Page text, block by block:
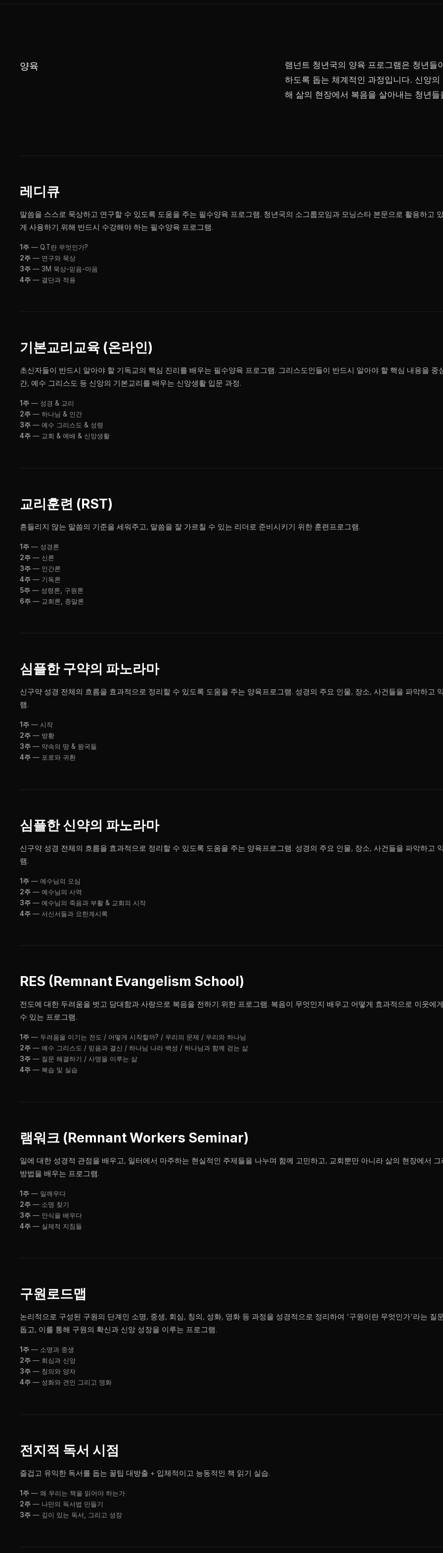
양육
램넌트 청년국의 양육 프로그램은 청년
하도록 돕는 체계적인 과정입니다. 신앙
해 삶의 현장에서 복음을 살아내는 청년들
레디큐
말씀을 스스로 묵상하고 연구할 수 있도록 도움을 주는 필수양육 프로그램. 청년국의 소그룹모임과 모닝스타 본문으로 활용하고
게 사용하기 위해 반드시 수강해야 하는 필수양육 프로그램.
1주 — Q.T란 무엇인가?
2주 — 연구와 묵상
3주 — 3M 묵상-믿음-마음
4주 — 결단과 적용
기본교리교육 (온라인)
초신자들이 반드시 알아야 할 기독교의 핵심 진리를 배우는 필수양육 프로그램. 그리스도인들이 반드시 알아야 할 핵심 내용을 중
간, 예수 그리스도 등 신앙의 기본교리를 배우는 신앙생활 입문 과정.
1주 — 성경 & 교리
2주 — 하나님 & 인간
3주 — 예수 그리스도 & 성령
4주 — 교회 & 예배 & 신앙생활
교리훈련 (RST)
흔들리지 않는 말씀의 기준을 세워주고, 말씀을 잘 가르칠 수 있는 리더로 준비시키기 위한 훈련프로그램.
1주 — 성경론
2주 — 신론
3주 — 인간론
4주 — 기독론
5주 — 성령론, 구원론
6주 — 교회론, 종말론
심플한 구약의 파노라마
신구약 성경 전체의 흐름을 효과적으로 정리할 수 있도록 도움을 주는 양육프로그램. 성경의 주요 인물, 장소, 사건들을 파악하고
램.
1주 — 시작
2주 — 방황
3주 — 약속의 땅 & 왕국들
4주 — 포로와 귀환
심플한 신약의 파노라마
신구약 성경 전체의 흐름을 효과적으로 정리할 수 있도록 도움을 주는 양육프로그램. 성경의 주요 인물, 장소, 사건들을 파악하고
램.
1주 — 예수님의 오심
2주 — 예수님의 사역
3주 — 예수님의 죽음과 부활 & 교회의 시작
4주 — 서신서들과 요한계시록
RES (Remnant Evangelism School)
전도에 대한 두려움을 벗고 담대함과 사랑으로 복음을 전하기 위한 프로그램. 복음이 무엇인지 배우고 어떻게 효과적으로 이웃에
수 있는 프로그램.
1주 — 두려움을 이기는 전도 / 어떻게 시작할까? / 우리의 문제 / 우리와 하나님
2주 — 예수 그리스도 / 믿음과 결신 / 하나님 나라 백성 / 하나님과 함께 걷는 삶
3주 — 질문 해결하기 / 사명을 이루는 삶
4주 — 복습 및 실습
램워크 (Remnant Workers Seminar)
일에 대한 성경적 관점을 배우고, 일터에서 마주하는 현실적인 주제들을 나누며 함께 고민하고, 교회뿐만 아니라 삶의 현장에서
방법을 배우는 프로그램.
1주 — 일깨우다
2주 — 소명 찾기
3주 — 안식을 배우다
4주 — 실제적 지침들
구원로드맵
논리적으로 구성된 구원의 단계인 소명, 중생, 회심, 칭의, 성화, 영화 등 과정을 성경적으로 정리하여 '구원이란 무엇인가'라는 질
돕고, 이를 통해 구원의 확신과 신앙 성장을 이루는 프로그램.
1주 — 소명과 중생
2주 — 회심과 신앙
3주 — 칭의와 양자
4주 — 성화와 견인 그리고 영화
전지적 독서 시점
즐겁고 유익한 독서를 돕는 꿀팁 대방출 + 입체적이고 능동적인 책 읽기 실습.
1주 — 왜 우리는 책을 읽어야 하는가
2주 — 나만의 독서법 만들기
3주 — 깊이 있는 독서, 그리고 성장